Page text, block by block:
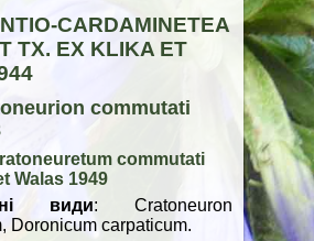
CARDAMINETEA
TX. EX KLIKA ET
commutati
commutati
Walas 1949
види: Cratoneuron
Doronicum carpaticum.